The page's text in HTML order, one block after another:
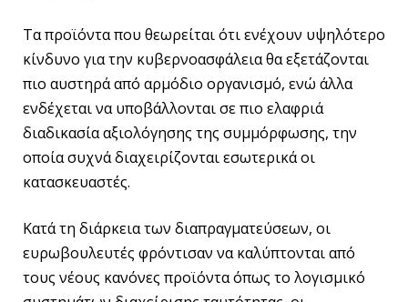
Τα προϊόντα που θεωρείται ότι ενέχουν υψηλότερο
κίνδυνο για την κυβερνοασφάλεια θα εξετάζονται
πιο αυστηρά από αρμόδιο οργανισμό, ενώ άλλα
ενδέχεται να υποβάλλονται σε πιο ελαφριά
διαδικασία αξιολόγησης της συμμόρφωσης, την
οποία συχνά διαχειρίζονται εσωτερικά οι
κατασκευαστές.
Κατά τη διάρκεια των διαπραγματεύσεων, οι
ευρωβουλευτές φρόντισαν να καλύπτονται από
τους νέους κανόνες προϊόντα όπως το λογισμικό